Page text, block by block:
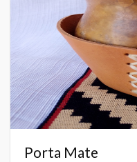
Porta Mate